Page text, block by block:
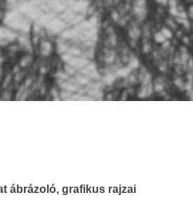
ábrázoló, grafikus rajzai